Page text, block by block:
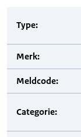
Type:
Merk:
Meldcode:
Categorie: